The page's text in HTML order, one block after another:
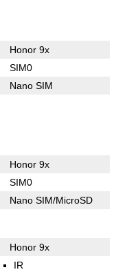
Honor 9x
SIM0
Nano SIM
Honor 9x
SIM0
Nano SIM/MicroSD
Honor 9x
IR